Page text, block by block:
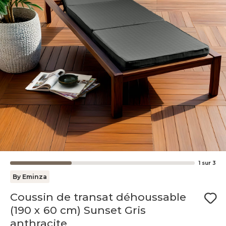
1 sur 3
By Eminza
Coussin de transat déhoussable
(190 x 60 cm) Sunset Gris
anthracite